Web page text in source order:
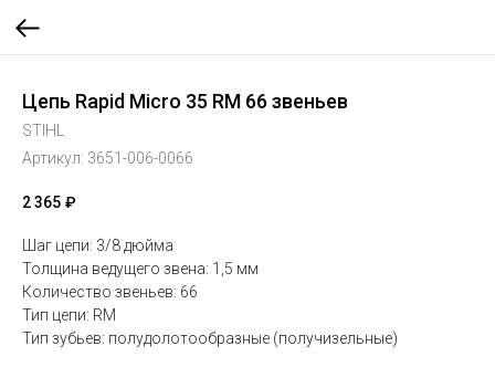
Цепь Rapid Micro 35 RM 66 звеньев
STIHL
Артикул: 3651-006-0066
2 365 ₽
Шаг цепи: 3/8 дюйма
Толщина ведущего звена: 1,5 мм
Количество звеньев: 66
Тип цепи: RM
Тип зубьев: полудолотообразные (получизельные)